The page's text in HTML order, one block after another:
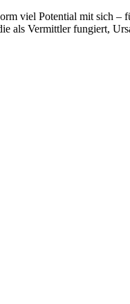
viel Potential mit sich
als Vermittler fungiert,